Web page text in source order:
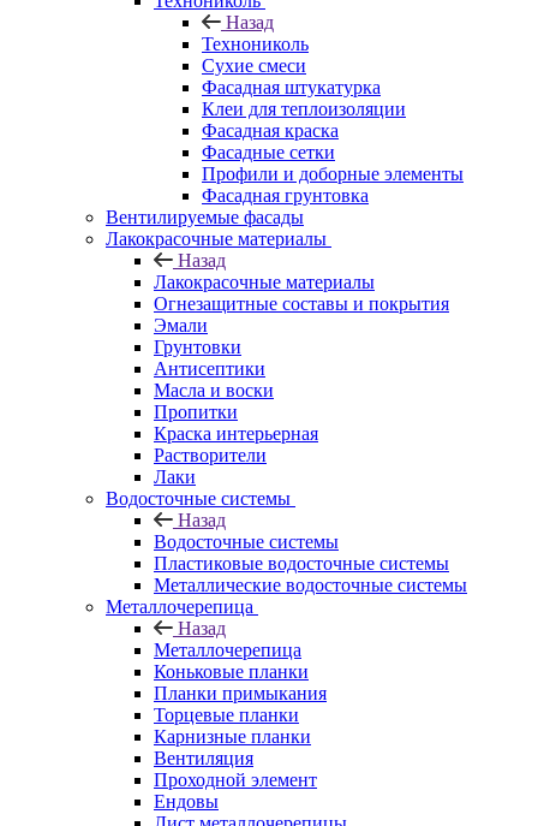
Назад
Технониколь
Сухие смеси
Фасадная штукатурка
Клеи для теплоизоляции
Фасадная краска
Фасадные сетки
Профили и доборные элементы
Фасадная грунтовка
Вентилируемые фасады
Лакокрасочные материалы
Назад
Лакокрасочные материалы
Огнезащитные составы и покрытия
Эмали
Грунтовки
Антисептики
Масла и воски
Пропитки
Краска интерьерная
Растворители
Лаки
Водосточные системы
Назад
Водосточные системы
Пластиковые водосточные системы
Металлические водосточные системы
Металлочерепица
Назад
Металлочерепица
Коньковые планки
Планки примыкания
Торцевые планки
Карнизные планки
Вентиляция
Проходной элемент
Ендовы